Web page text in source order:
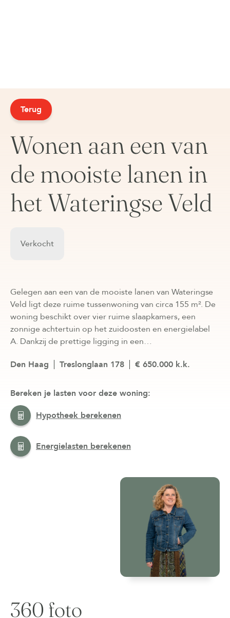
Terug
Wonen aan een van
de mooiste lanen in
het Wateringse Veld
Verkocht
Gelegen aan een van de mooiste lanen van Wateringse
Veld ligt deze ruime tussenwoning van circa 155 m². De
woning beschikt over vier ruime slaapkamers, een
zonnige achtertuin op het zuidoosten en energielabel
A. Dankzij de prettige ligging in een…
Den Haag Treslonglaan 178 € 650.000 k.k.
Bereken je lasten voor deze woning:
Hypotheek berekenen
Energielasten berekenen
360 foto